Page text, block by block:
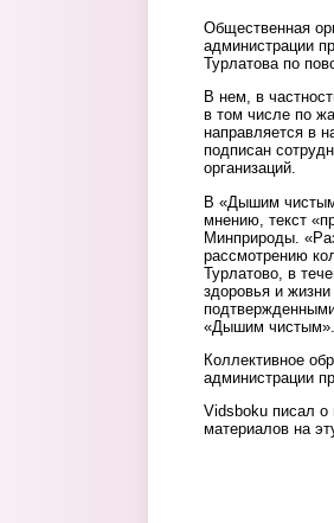
Общественная
администрации
Турлатова по
В нем, в
в том числе по
направляется в
подписан
организаций.
В «Дышим
мнению, текст
Минприроды.
рассмотрению
Турлатово, в
здоровья и
«Дышим чистым».
Коллективное
администрации
Vidsboku писал
материалов на